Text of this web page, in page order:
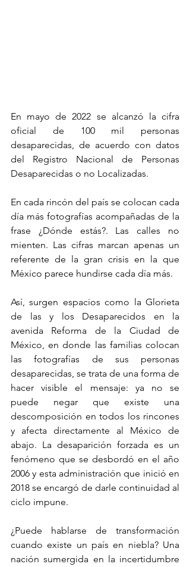
En mayo de 2022 se alcanzó la cifra
oficial de 100 mil personas
desaparecidas, de acuerdo con datos
del Registro Nacional de Personas
Desaparecidas o no Localizadas.
En cada rincón del país se colocan cada
día más fotografías acompañadas de la
frase ¿Dónde estás?. Las calles no
mienten. Las cifras marcan apenas un
referente de la gran crisis en la que
México parece hundirse cada día más.
Así, surgen espacios como la Glorieta
de las y los Desaparecidos en la
avenida Reforma de la Ciudad de
México, en donde las familias colocan
las fotografías de sus personas
desaparecidas, se trata de una forma de
hacer visible el mensaje: ya no se
puede negar que existe una
descomposición en todos los rincones
y afecta directamente al México de
abajo. La desaparición forzada es un
fenómeno que se desbordó en el año
2006 y esta administración que inició en
2018 se encargó de darle continuidad al
ciclo impune.
¿Puede hablarse de transformación
cuando existe un país en niebla? Una
nación sumergida en la incertidumbre